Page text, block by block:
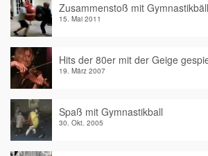
Zusammenstoß mit
15. Mai 2011
Hits der 80er mit der Geige
19. März 2007
Spaß mit Gymnastikball
30. Okt. 2005